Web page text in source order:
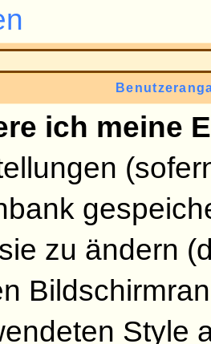
ein Bild unter
anzeigen?
zwei Bilder
erste gehört zu
die anzeigen, wie
haben oder
befindet sich
Dies ist
gebunden.
ob er Avatare
dürfen, wie sie